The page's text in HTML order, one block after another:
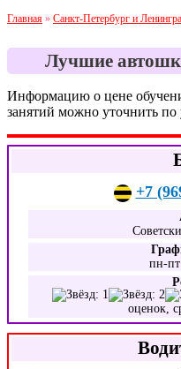
Главная » Санкт-Петербург и
Лучшие
Информацию о цене
занятий можно уточнить
+7
пн-
оценок,